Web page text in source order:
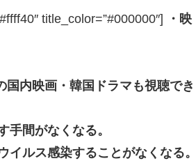
title_color=”#000000″]
・映
内映画・韓国ドラマも視聴でき
間がなくなる。
ルス感染することがなくなる。